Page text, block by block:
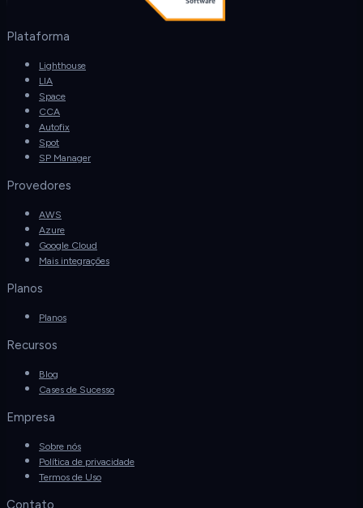
Plataforma
Lighthouse
LIA
Space
CCA
Autofix
Spot
SP Manager
Provedores
AWS
Azure
Google Cloud
Mais integrações
Planos
Planos
Recursos
Blog
Cases de Sucesso
Empresa
Sobre nós
Política de privacidade
Termos de Uso
Contato